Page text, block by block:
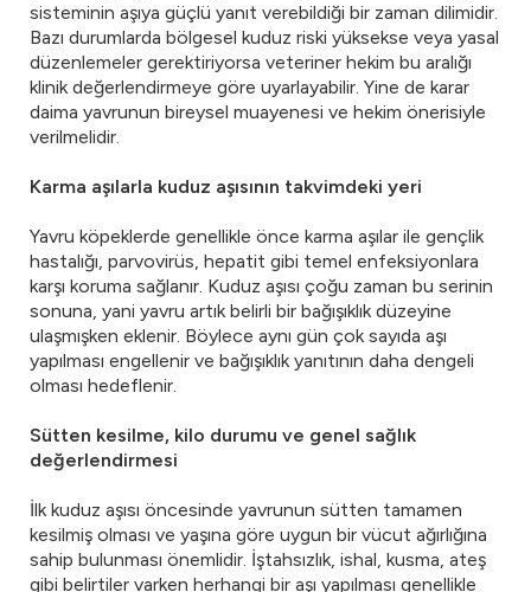
sisteminin aşıya güçlü yanıt verebildiği bir zaman dilimidir.
Bazı durumlarda bölgesel kuduz riski yüksekse veya yasal
düzenlemeler gerektiriyorsa veteriner hekim bu aralığı
klinik değerlendirmeye göre uyarlayabilir. Yine de karar
daima yavrunun bireysel muayenesi ve hekim önerisiyle
verilmelidir.
Karma aşılarla kuduz aşısının takvimdeki yeri
Yavru köpeklerde genellikle önce karma aşılar ile gençlik
hastalığı, parvovirüs, hepatit gibi temel enfeksiyonlara
karşı koruma sağlanır. Kuduz aşısı çoğu zaman bu serinin
sonuna, yani yavru artık belirli bir bağışıklık düzeyine
ulaşmışken eklenir. Böylece aynı gün çok sayıda aşı
yapılması engellenir ve bağışıklık yanıtının daha dengeli
olması hedeflenir.
Sütten kesilme, kilo durumu ve genel sağlık
değerlendirmesi
İlk kuduz aşısı öncesinde yavrunun sütten tamamen
kesilmiş olması ve yaşına göre uygun bir vücut ağırlığına
sahip bulunması önemlidir. İştahsızlık, ishal, kusma, ateş
gibi belirtiler varken herhangi bir aşı yapılması genellikle